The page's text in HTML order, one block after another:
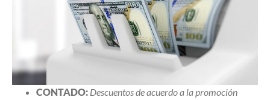
CONTADO: Descuentos de acuerdo a la promoción